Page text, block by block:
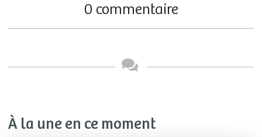
0 commentaire
À la une en ce moment